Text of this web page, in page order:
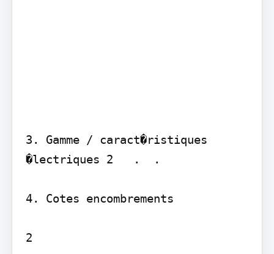
3. Gamme / caract�ristiques
�lectriques 2   .  .
4. Cotes encombrements
2